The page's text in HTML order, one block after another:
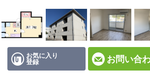
☆インターネット無料物件☆
☆敷金·礼金0円物件☆
路線·駅から探す
お気に入り
登録 お問い合